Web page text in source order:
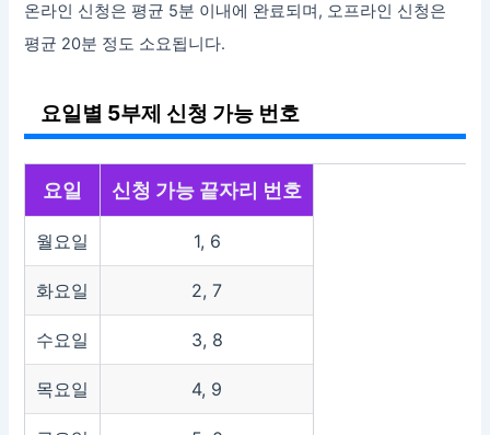
온라인 신청은 평균 5분 이내에 완료되며, 오프라인 신청은
평균 20분 정도 소요됩니다.
요일별 5부제 신청 가능 번호
요일 신청 가능 끝자리 번호
월요일 1, 6
화요일 2, 7
수요일 3, 8
목요일 4, 9